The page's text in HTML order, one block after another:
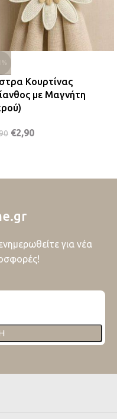
Κουρτίνας
με Μαγνήτη
€2,90
για νέα